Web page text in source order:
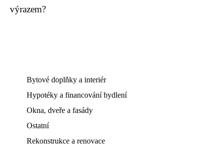
výrazem?
Bytové doplňky a interiér
Hypotéky a financování bydlení
Okna, dveře a fasády
Ostatní
Rekonstrukce a renovace